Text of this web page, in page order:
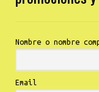
Nombre o nombre
Email